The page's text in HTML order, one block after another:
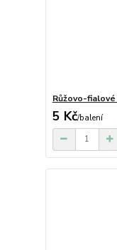
Růžovo-
5 Kč/balení